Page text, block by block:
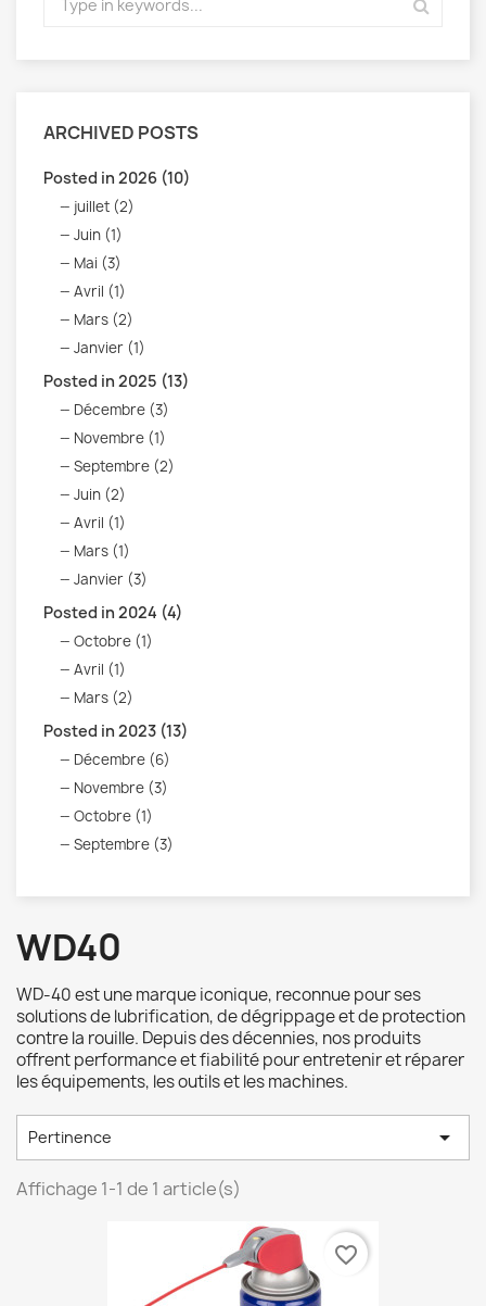
ARCHIVED POSTS
Posted in 2026 (10)
juillet (2)
Juin (1)
Mai (3)
Avril (1)
Mars (2)
Janvier (1)
Posted in 2025 (13)
Décembre (3)
Novembre (1)
Septembre (2)
Juin (2)
Avril (1)
Mars (1)
Janvier (3)
Posted in 2024 (4)
Octobre (1)
Avril (1)
Mars (2)
Posted in 2023 (13)
Décembre (6)
Novembre (3)
Octobre (1)
Septembre (3)
WD40
WD-40 est une marque iconique, reconnue pour ses
solutions de lubrification, de dégrippage et de protection
contre la rouille. Depuis des décennies, nos produits
offrent performance et fiabilité pour entretenir et réparer
les équipements, les outils et les machines.
Pertinence 
Affichage 1-1 de 1 article(s)
favorite_border